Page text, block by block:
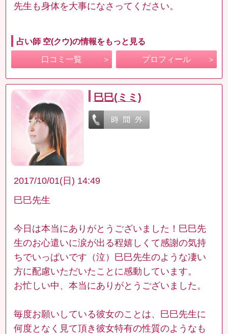
先生も身体を大事になさってください。
占い師 空(クウ)の情報をもっと見る
口コミ一覧 プロフィール
巳巳(ミミ)
2017/10/01(日) 14:49
巳巳先生
今日は本当にありがとうございました！巳巳先
生のお心遣いに涙が出る程嬉しくて感謝の気持
ちでいっぱいです（泣）巳巳先生のような凄い
方に配慮いただいたことに感動しています。
お忙しい中、本当にありがとうございました。
毎度お願いしている彼女のことは、巳巳先生に
何度となく見て頂き彼女特有の性質のようなも